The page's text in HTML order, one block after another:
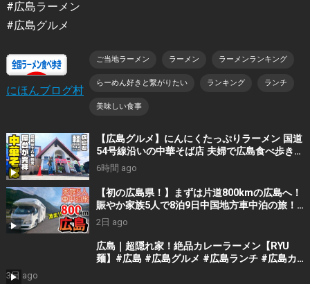
#広島ラーメン
#広島グルメ
にほんブログ村
ご当地ラーメン ラーメン ラーメンランキング
らーめん好きと繋がりたい ランキング ランチ
美味しい食事
【広島グルメ】にんにくたっぷりラーメン 国道
54号線沿いの中華そば店 夫婦で広島食べ歩きド
ライブ
6時間 ago
【初の広島県！】まずは片道800kmの広島へ！
賑やか家族5人で8泊9日中国地方車中泊の旅！
#1｜風情溢れる尾道と家族大絶賛のご当地ラー
メン｜高規格なりんくうRVパーク＜キャンピン
グカーで全国制覇！＞
2日 ago
広島｜超隠れ家！絶品カレーラーメン【RYU
麺】#広島 #広島グルメ #広島ランチ #広島カ
3日 ago